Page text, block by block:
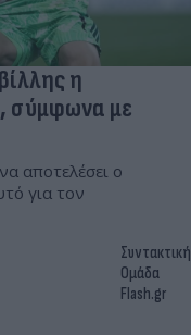
η
σύμφωνα με
αποτελέσει ο
για τον
Συντακτική
Ομάδα
Flash.gr